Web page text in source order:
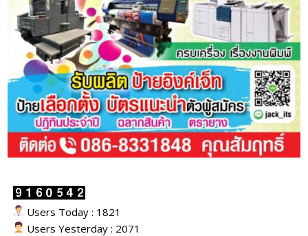
Users Today : 1821
Users Yesterday : 2071